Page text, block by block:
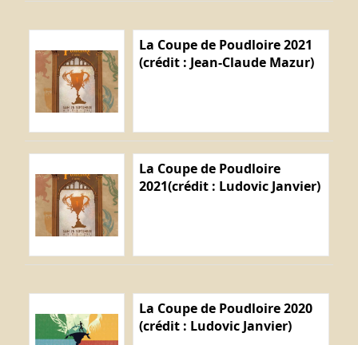
La Coupe de Poudloire 2021
(crédit : Jean-Claude Mazur)
La Coupe de Poudloire
2021(crédit : Ludovic Janvier)
La Coupe de Poudloire 2020
(crédit : Ludovic Janvier)